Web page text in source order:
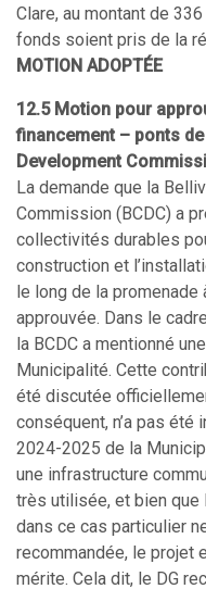
Clare, au montant de
fonds soient pris de la
MOTION ADOPTÉE
12.5 Motion pour
financement – ponts
Development
La demande que la
Commission (BCDC) a
collectivités durables
construction et
le long de la promenade
approuvée. Dans le
la BCDC a mentionné
Municipalité. Cette
été discutée
conséquent, n’a pas
2024-2025 de la
une infrastructure
très utilisée, et bien que
dans ce cas particulier
recommandée, le projet
mérite. Cela dit, le DG